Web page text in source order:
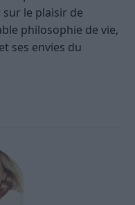
le plaisir de
philosophie de vie,
ses envies du